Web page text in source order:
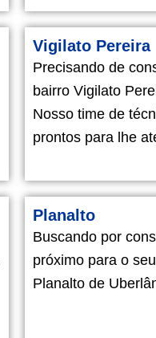
Vigilato Pereira
Precisando de
bairro Vigilato
Nosso time de
prontos para lhe
Planalto
Buscando por
próximo para o
Planalto de